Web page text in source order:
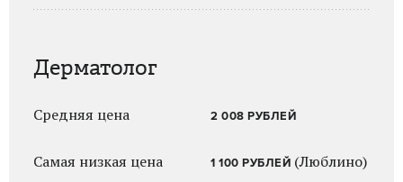
Дерматолог
Средняя цена 2 008 РУБЛЕЙ
Самая низкая цена 1 100 РУБЛЕЙ (Люблино)